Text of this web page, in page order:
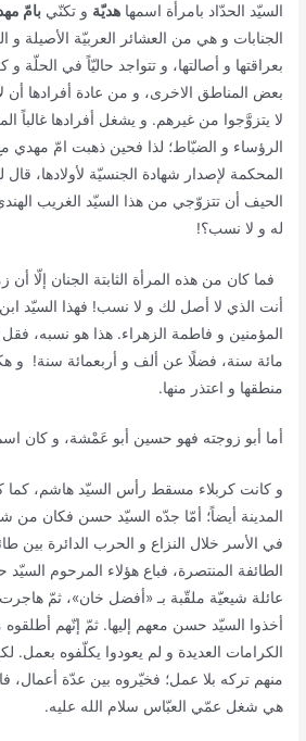
السيّد الحدّاد بامرأة اسمهاهديّة و تكنّيبامّ
الجنابات و هي من العشائر العربيّة الأصيلة و
بعراقتها و أصالتها، و تتواجد حاليّاً في الحلّة
بعض المناطق الاخرى، و من عادة أفرادها أن
لا يتزوَّجوا من غيرهم. و يشغل أفرادها غالباً
الرؤساء و الضبّاط؛ لذا فحين ذهبت امّ مهدي
المحكمة لإصدار شهادة الجنسيّة لأولادها،
الحيف أن تتزوّجي من هذا السيّد الغريب
له و لا نسب؟!
فما كان من هذه المرأة الثابتة الجنان إلّا
أنت الذي لا أصل لك و لا نسب! فهذا السيّد
المؤمنين و فاطمة الزهراء. هذا هو نسبه،
مائة سنة، فضلًا عن ألف و أربعمائة سنة!
و
منطقها و اعتذر منها.
أما أبو زوجته فهو حسين أبو عَمْشة، و كان
و كانت كربلاء مسقط رأس السيّد هاشم، كما
المدينة أيضاً؛ أمّا جدّه السيّد حسن فكان من
في الأسر خلال النزاع و الحرب الدائرة بين
الطائفة المنتصرة، فباع هؤلاء المرحوم
عائلة شيعيّة ملقّبة بـ «أفضل خان»، ثمّ هاجرت
أخذوا السيّد حسن معهم إليها. ثمّ إنّهم
الكرامات العديدة و لم يعودوا يكلّفوه بعمل.
منهم تركه بلا عمل؛ فخيّروه بين عدّة أعمال،
هي شغل عمّي العبّاس سلام الله عليه.